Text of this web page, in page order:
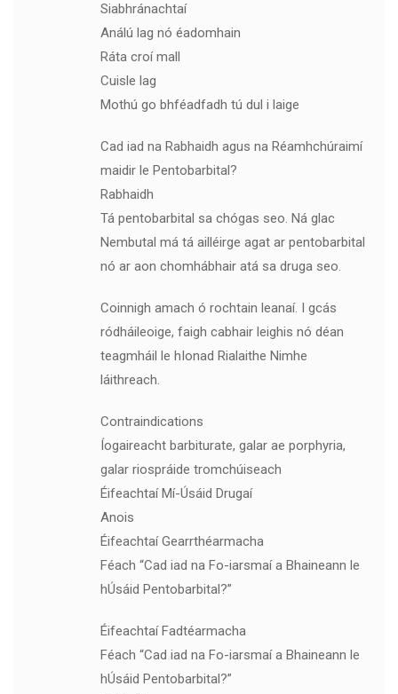
Siabhránachtaí
Análú lag nó éadomhain
Ráta croí mall
Cuisle lag
Mothú go bhféadfadh tú dul i laige
Cad iad na Rabhaidh agus na Réamhchúraimí
maidir le Pentobarbital?
Rabhaidh
Tá pentobarbital sa chógas seo. Ná glac
Nembutal má tá ailléirge agat ar pentobarbital
nó ar aon chomhábhair atá sa druga seo.
Coinnigh amach ó rochtain leanaí. I gcás
ródháileoige, faigh cabhair leighis nó déan
teagmháil le hIonad Rialaithe Nimhe
láithreach.
Contraindications
Íogaireacht barbiturate, galar ae porphyria,
galar riospráide tromchúiseach
Éifeachtaí Mí-Úsáid Drugaí
Anois
Éifeachtaí Gearrthéarmacha
Féach “Cad iad na Fo-iarsmaí a Bhaineann le
hÚsáid Pentobarbital?”
Éifeachtaí Fadtéarmacha
Féach “Cad iad na Fo-iarsmaí a Bhaineann le
hÚsáid Pentobarbital?”